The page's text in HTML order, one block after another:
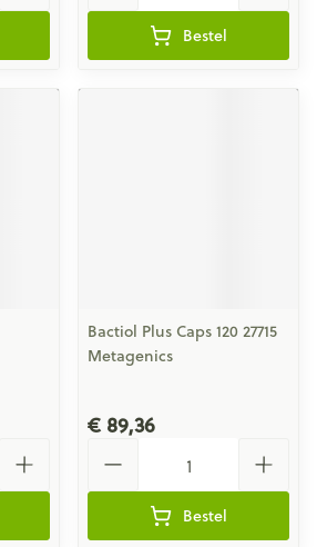
Bestel
Bactiol Plus Caps 120 27715
Metagenics
€ 89,36
Bestel